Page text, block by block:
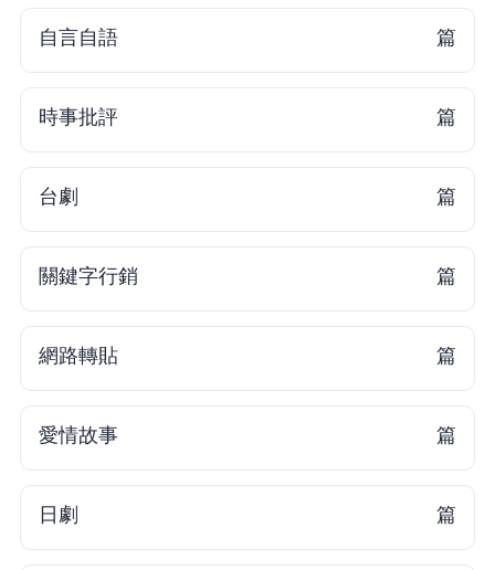
自言自語 20 篇
時事批評 18 篇
台劇 11 篇
關鍵字行銷 9 篇
網路轉貼 7 篇
愛情故事 6 篇
日劇 6 篇